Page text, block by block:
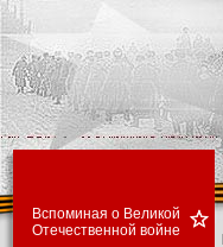
Вспоминая о Великой
Отечественной войне